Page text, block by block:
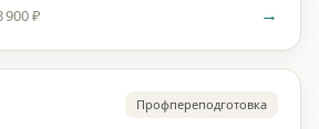
900 ₽ →
Профпереподготовка